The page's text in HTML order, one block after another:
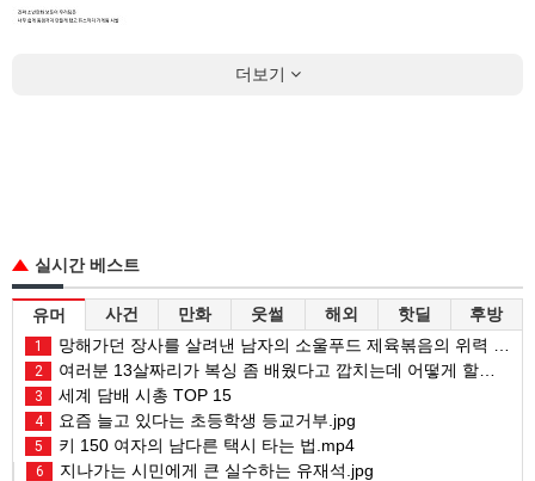
더보기
실시간 베스트
유머 사건 만화 웃썰 해외 핫딜 후방
1 망해가던 장사를 살려낸 남자의 소울푸드 제육볶음의 위력 ㅋㅋ
2 여러분 13살짜리가 복싱 좀 배웠다고 깝치는데 어떻게 할까요?
3 세계 담배 시총 TOP 15
4 요즘 늘고 있다는 초등학생 등교거부.jpg
5 키 150 여자의 남다른 택시 타는 법.mp4
6 지나가는 시민에게 큰 실수하는 유재석.jpg